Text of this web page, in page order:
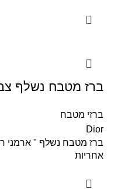
ברז מטבח נשלף
ברזי מטבח
Dior
אחריות